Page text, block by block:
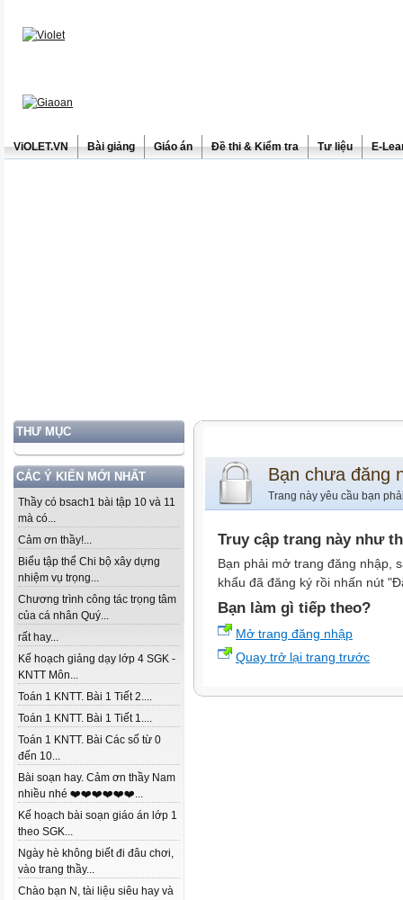
ViOLET.VN Bài giảng Giáo án Đề thi & Kiểm tra Tư liệu E-
THƯ MỤC
CÁC Ý KIẾN MỚI NHẤT
Thầy có bsach1 bài tập 10 và 11
mà có...
Cảm ơn thầy!...
Biểu tập thể Chi bộ xây dựng
nhiệm vụ trọng...
Chương trình công tác trọng tâm
của cá nhân Quý...
rất hay...
Kế hoạch giảng dạy lớp 4 SGK -
KNTT Môn...
Toán 1 KNTT. Bài 1 Tiết 2....
Toán 1 KNTT. Bài 1 Tiết 1....
Toán 1 KNTT. Bài Các số từ 0
đến 10...
Bài soạn hay. Cảm ơn thầy Nam
nhiều nhé ❤️❤️❤️❤️❤️❤️...
Kế hoạch bài soạn giáo án lớp 1
theo SGK...
Ngày hè không biết đi đâu chơi,
vào trang thầy...
Chào bạn N, tài liệu siêu hay và
Bạn chưa đăng
Trang này yêu cầu bạn
Truy cập trang này như
Bạn phải mở trang đăng nhập,
khẩu đã đăng ký rồi nhấn nút
Bạn làm gì tiếp theo?
Mở trang đăng nhập
Quay trở lại trang trước